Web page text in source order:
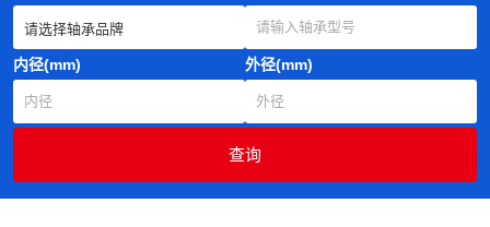
内径(mm) 外径(mm)